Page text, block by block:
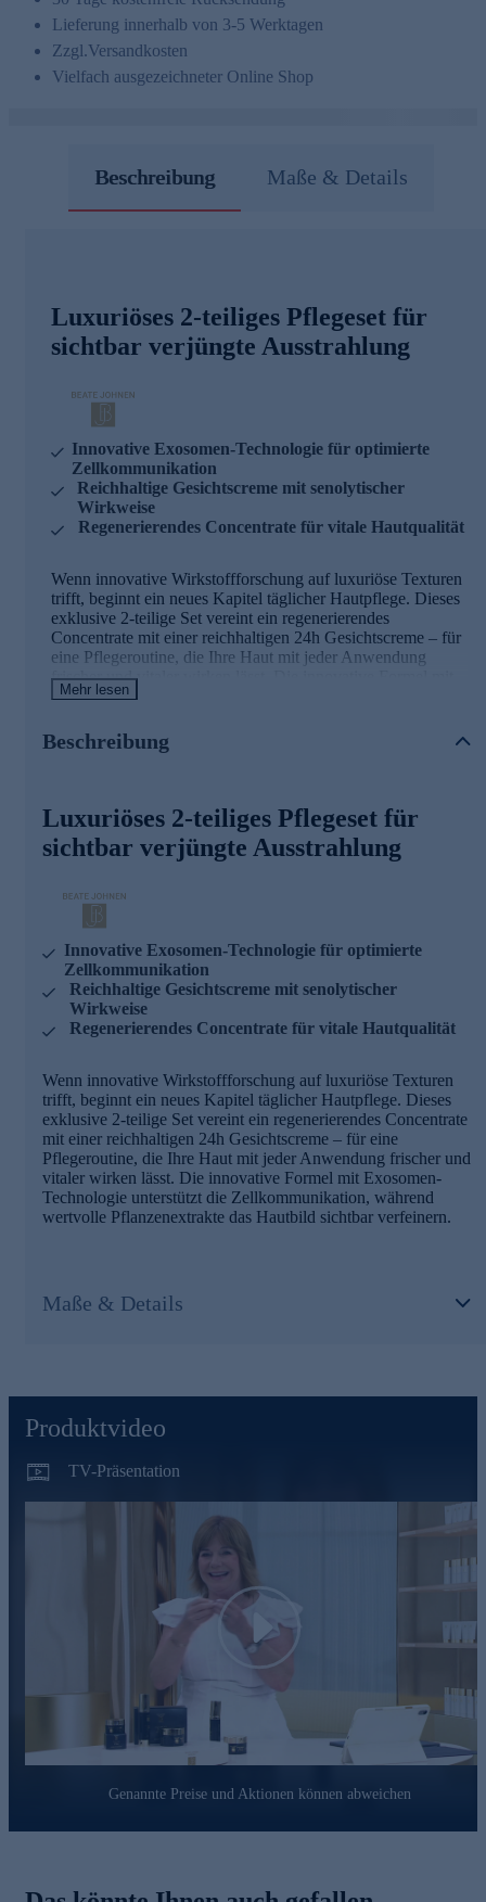
Lieferung innerhalb von 3-5 Werktagen
Zzgl.Versandkosten
Vielfach ausgezeichneter Online Shop
Beschreibung Maße & Details
Luxuriöses 2-teiliges Pflegeset für
sichtbar verjüngte Ausstrahlung
Innovative Exosomen-Technologie für optimierte
Zellkommunikation
Reichhaltige Gesichtscreme mit senolytischer
Wirkweise
Regenerierendes Concentrate für vitale Hautqualität
Wenn innovative Wirkstoffforschung auf luxuriöse Texturen
trifft, beginnt ein neues Kapitel täglicher Hautpflege. Dieses
exklusive 2-teilige Set vereint ein regenerierendes
Concentrate mit einer reichhaltigen 24h Gesichtscreme – für
eine Pflegeroutine, die Ihre Haut mit jeder Anwendung
frischer und vitaler wirken lässt. Die innovative Formel mit
Exosomen-Technologie unterstützt die Zellkommunikation,
verfeinern.
Mehr lesen
Beschreibung
Luxuriöses 2-teiliges Pflegeset für
sichtbar verjüngte Ausstrahlung
Innovative Exosomen-Technologie für optimierte
Zellkommunikation
Reichhaltige Gesichtscreme mit senolytischer
Wirkweise
Regenerierendes Concentrate für vitale Hautqualität
Wenn innovative Wirkstoffforschung auf luxuriöse Texturen
trifft, beginnt ein neues Kapitel täglicher Hautpflege. Dieses
exklusive 2-teilige Set vereint ein regenerierendes Concentrate
mit einer reichhaltigen 24h Gesichtscreme – für eine
Pflegeroutine, die Ihre Haut mit jeder Anwendung frischer und
vitaler wirken lässt. Die innovative Formel mit Exosomen-
Technologie unterstützt die Zellkommunikation, während
wertvolle Pflanzenextrakte das Hautbild sichtbar verfeinern.
Maße & Details
Produktvideo
TV-Präsentation
Play
Genannte Preise und Aktionen können abweichen